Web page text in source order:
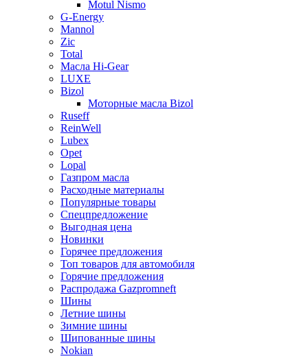
Motul Nismo
G-Energy
Mannol
Zic
Total
Масла Hi-Gear
LUXE
Bizol
Моторные масла Bizol
Ruseff
ReinWell
Lubex
Opet
Lopal
Газпром масла
Расходные материалы
Популярные товары
Спецпредложение
Выгодная цена
Новинки
Горячее предложения
Топ товаров для автомобиля
Горячие предложения
Распродажа Gazpromneft
Шины
Летние шины
Зимние шины
Шипованные шины
Nokian